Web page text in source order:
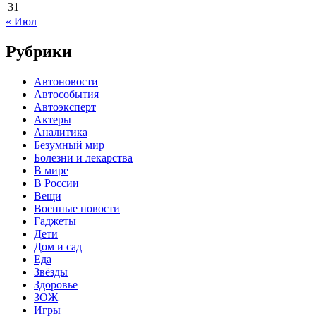
31
« Июл
Рубрики
Автоновости
Автособытия
Автоэксперт
Актеры
Аналитика
Безумный мир
Болезни и лекарства
В мире
В России
Вещи
Военные новости
Гаджеты
Дети
Дом и сад
Еда
Звёзды
Здоровье
ЗОЖ
Игры